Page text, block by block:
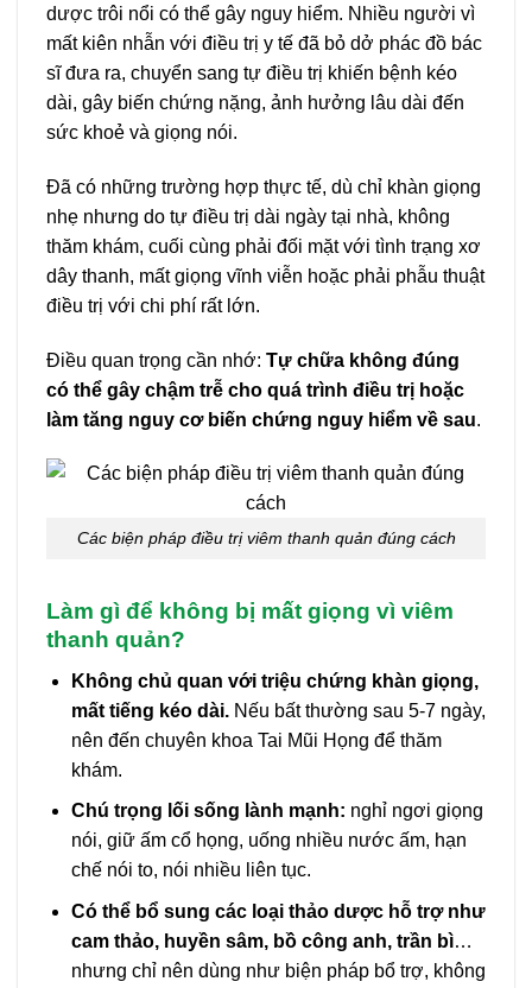
dược trôi nổi có thể gây nguy hiểm. Nhiều người vì
mất kiên nhẫn với điều trị y tế đã bỏ dở phác đồ bác
sĩ đưa ra, chuyển sang tự điều trị khiến bệnh kéo
dài, gây biến chứng nặng, ảnh hưởng lâu dài đến
sức khoẻ và giọng nói.
Đã có những trường hợp thực tế, dù chỉ khàn giọng
nhẹ nhưng do tự điều trị dài ngày tại nhà, không
thăm khám, cuối cùng phải đối mặt với tình trạng xơ
dây thanh, mất giọng vĩnh viễn hoặc phải phẫu thuật
điều trị với chi phí rất lớn.
Điều quan trọng cần nhớ: Tự chữa không đúng
có thể gây chậm trễ cho quá trình điều trị hoặc
làm tăng nguy cơ biến chứng nguy hiểm về sau.
Các biện pháp điều trị viêm thanh quản đúng cách
Làm gì để không bị mất giọng vì viêm
thanh quản?
Không chủ quan với triệu chứng khàn giọng,
mất tiếng kéo dài.Nếu bất thường sau 5-7 ngày,
nên đến chuyên khoa Tai Mũi Họng để thăm
khám.
Chú trọng lối sống lành mạnh: nghỉ ngơi giọng
nói, giữ ấm cổ họng, uống nhiều nước ấm, hạn
chế nói to, nói nhiều liên tục.
Có thể bổ sung các loại thảo dược hỗ trợ như
cam thảo, huyền sâm, bồ công anh, trần bì…
nhưng chỉ nên dùng như biện pháp bổ trợ, không